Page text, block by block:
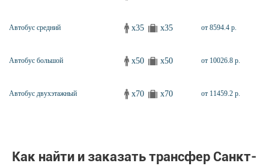
Автобус средний x35 x35 от 8594.4 р.
Автобус большой x50 x50 от 10026.8 р.
Автобус двухэтажный x70 x70 от 11459.2 р.
Как найти и заказать трансфер Санкт-